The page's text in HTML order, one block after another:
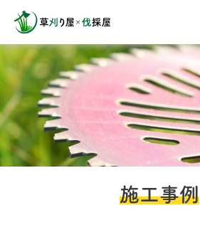
施工事例